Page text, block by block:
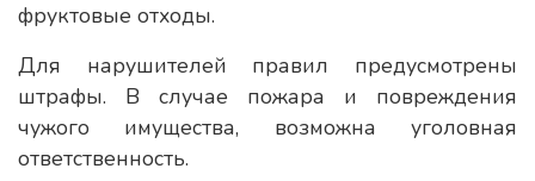
фруктовые отходы.
Для нарушителей правил предусмотрены
штрафы. В случае пожара и повреждения
чужого имущества, возможна уголовная
ответственность.